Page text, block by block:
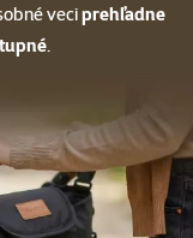
veciprehľadne
.